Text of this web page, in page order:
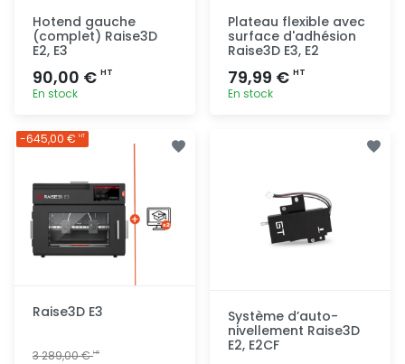
Hotend gauche
(complet) Raise3D
E2, E3
90,00 € HT
En stock
Plateau flexible avec
surface d'adhésion
Raise3D E3, E2
79,99 € HT
En stock
Raise3D E3
3 289,00 €HT
-645,00 € HT
Système d’auto-
nivellement Raise3D
E2, E2CF